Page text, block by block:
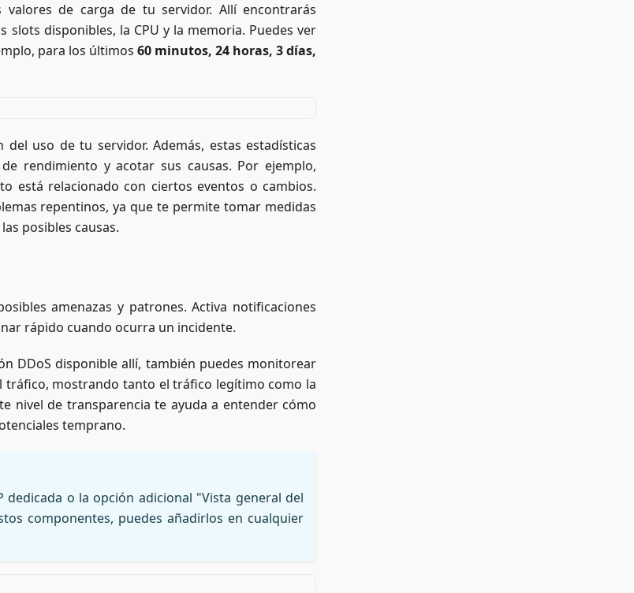
de carga de tu servidor. Allí encontrarás
disponibles, la CPU y la memoria. Puedes ver
para los últimos 60 minutos, 24 horas, 3 días,
uso de tu servidor. Además, estas estadísticas
rendimiento y acotar sus causas. Por ejemplo,
está relacionado con ciertos eventos o cambios.
repentinos, ya que te permite tomar medidas
posibles causas.
amenazas y patrones. Activa notificaciones
rápido cuando ocurra un incidente.
DDoS disponible allí, también puedes monitorear
tráfico, mostrando tanto el tráfico legítimo como la
nivel de transparencia te ayuda a entender cómo
temprano.
o la opción adicional "Vista general del
componentes, puedes añadirlos en cualquier